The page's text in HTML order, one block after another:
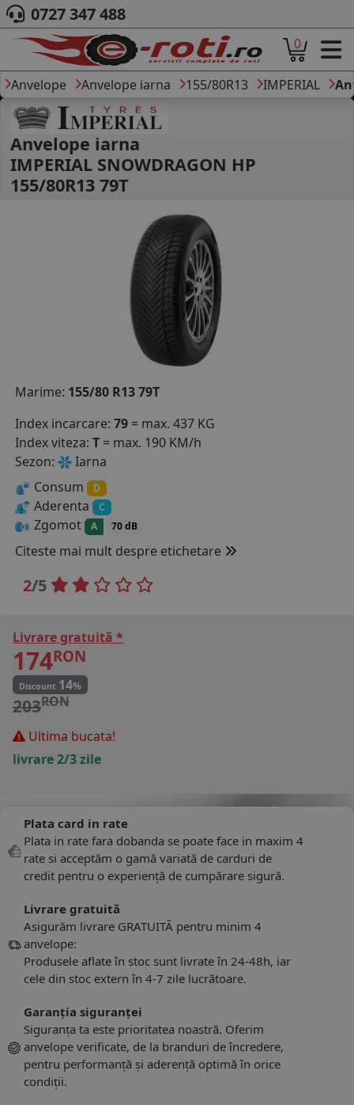
ACASA
DESPRE NOI
ANVELOPE
AUTO
CAMION
MOTO
CAUTARE DUPA
DIMENSIUNI
PRODUCATORI ANVELOPE
MARCA AUTO
B2B - COLABORARE COMPANII
CONTACT
0727 347 488
0
Anvelope Anvelope iarna 155/80R13 IMPERIAL
Anvelope iarna
IMPERIAL SNOWDRAGON HP
155/80R13 79T
Marime: 155/80 R13 79T
Index incarcare: 79 = max. 437 KG
Index viteza: T = max. 190 KM/h
Sezon:
Iarna
Consum
D
Aderenta C
Zgomot A 70 dB
Citeste mai mult despre etichetare
2/5
Livrare gratuită *
174RON
Discount 14%
203RON
Ultima bucata!
livrare 2/3 zile
Plata card in rate
Plata in rate fara dobanda se poate face in maxim 4
rate si acceptăm o gamă variată de carduri de
credit pentru o experiență de cumpărare sigură.
Livrare gratuită
Asigurăm livrare GRATUITĂ pentru minim 4
anvelope:
Produsele aflate în stoc sunt livrate în 24-48h, iar
cele din stoc extern în 4-7 zile lucrătoare.
Garanția siguranței
Siguranța ta este prioritatea noastră. Oferim
anvelope verificate, de la branduri de încredere,
pentru performanță și aderență optimă în orice
condiții.